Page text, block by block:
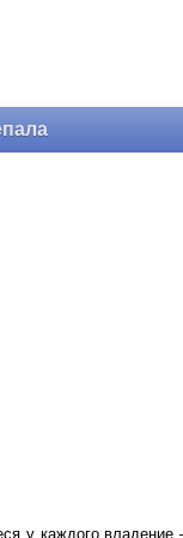
у каждого владение